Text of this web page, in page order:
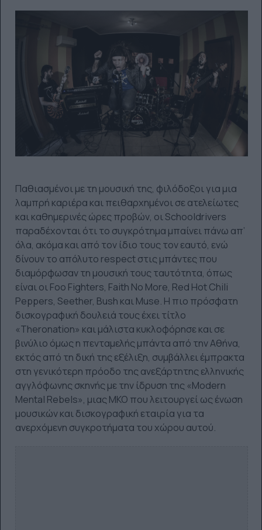
Παθιασμένοι με τη μουσική της, φιλόδοξοι για μια
λαμπρή καριέρα και πειθαρχημένοι σε ατελείωτες
και καθημερινές ώρες προβών, οι Schooldrivers
παραδέχονται ότι το συγκρότημα μπαίνει πάνω απ’
όλα, ακόμα και από τον ίδιο τους τον εαυτό, ενώ
δίνουν το απόλυτο respect στις μπάντες που
διαμόρφωσαν τη μουσική τους ταυτότητα, όπως
είναι οι Foo Fighters, Faith No More, Red Hot Chili
Peppers, Seether, Bush και Muse. Η πιο πρόσφατη
δισκογραφική δουλειά τους έχει τίτλο
«Theronation» και μάλιστα κυκλοφόρησε και σε
βινύλιο όμως η πενταμελής μπάντα από την Αθήνα,
εκτός από τη δική της εξέλιξη, συμβάλλει έμπρακτα
στη γενικότερη πρόοδο της ανεξάρτητης ελληνικής
αγγλόφωνης σκηνής με την ίδρυση της «Modern
Mental Rebels», μιας ΜΚΟ που λειτουργεί ως ένωση
μουσικών και δισκογραφική εταιρία για τα
ανερχόμενη συγκροτήματα του χώρου αυτού.